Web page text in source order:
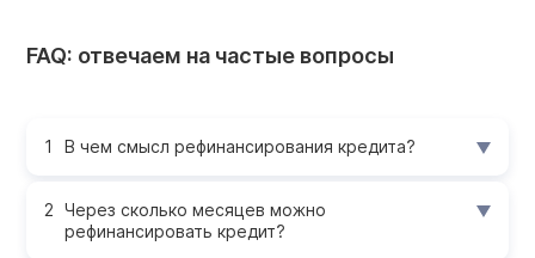
FAQ: отвечаем на частые вопросы
В чем смысл рефинансирования кредита?
Через сколько месяцев можно
рефинансировать кредит?